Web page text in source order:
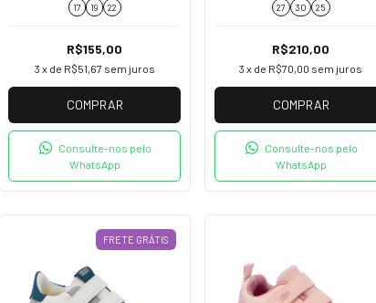
17 19 22
R$155,00
3 x de R$51,67 sem juros
COMPRAR
Consulte-nos pelo
WhatsApp
27 30 25
R$210,00
3 x de R$70,00 sem juros
COMPRAR
Consulte-nos pelo
WhatsApp
FRETE GRÁTIS